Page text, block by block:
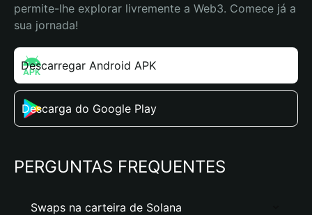
permite-lhe explorar livremente a Web3. Comece já a
sua jornada!
Descarregar Android APK
Descarga do Google Play
PERGUNTAS FREQUENTES
Swaps na carteira de Solana